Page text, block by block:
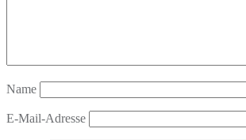
Name
E-Mail-Adresse